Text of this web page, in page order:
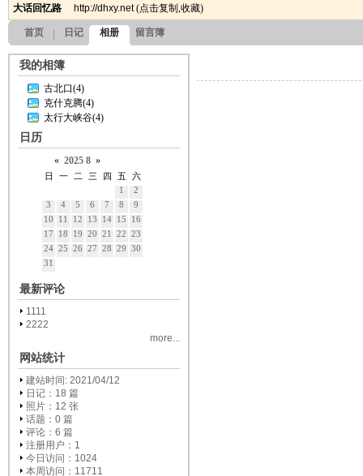
大话回忆路 http://dhxy.net(点击复制 ,收藏)
首页 日记 相册 留言簿
我的相簿
古北口(4)
克什克腾(4)
太行大峡谷(4)
日历
« 2025 8 »
日 一 二 三 四 五
六
1
2
3
4 5 6 7 8
9
10
11 12 13 14 15
16
17
18 19 20 21 22
23
24 25 26 27 28 29
30
31
最新评论
1111
2222
more...
网站统计
建站时间: 2021/04/12
日记：18 篇
照片：12 张
话题：0 篇
评论：6 篇
注册用户： 1
今日访问：1024
本周访问：11711